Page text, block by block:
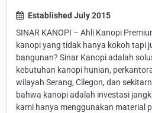
Established July 2015
SINAR KANOPI – Ahli Kanopi
kanopi yang tidak hanya kokoh tapi
bangunan? Sinar Kanopi adalah
kebutuhan kanopi hunian,
wilayah Serang, Cilegon, dan
bahwa kanopi adalah investasi
kami hanya menggunakan material